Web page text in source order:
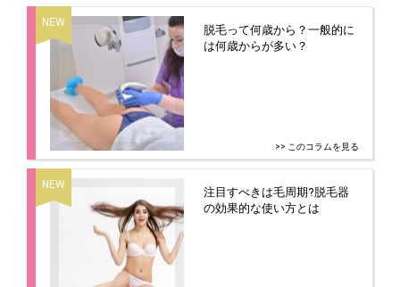
脱毛って何歳から？一般的に
は何歳からが多い？
>> このコラムを見る
注目すべきは毛周期?脱毛器
の効果的な使い方とは